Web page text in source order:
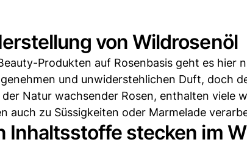
von Wildrosenöl
Produkten auf Rosenbasis geht es hier
und unwiderstehlichen Duft, doch
Natur wachsender Rosen, enthalten viele
auch zu Süssigkeiten oder Marmelade
Inhaltsstoffe stecken im